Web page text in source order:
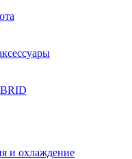
и охлаждение